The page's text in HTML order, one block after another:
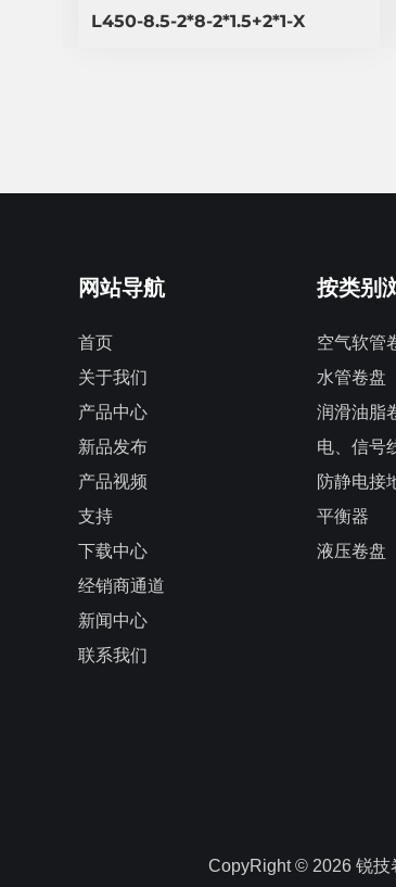
L450-8.5-2*8-2*1.5+2*1-X
网站导航
首页
关于我们
产品中心
新品发布
产品视频
支持
下载中心
经销商通道
新闻中心
联系我们
按类别
空气软管
水管卷盘
润滑油脂
电、信号
防静电接
平衡器
液压卷盘
CopyRight © 2026 锐技